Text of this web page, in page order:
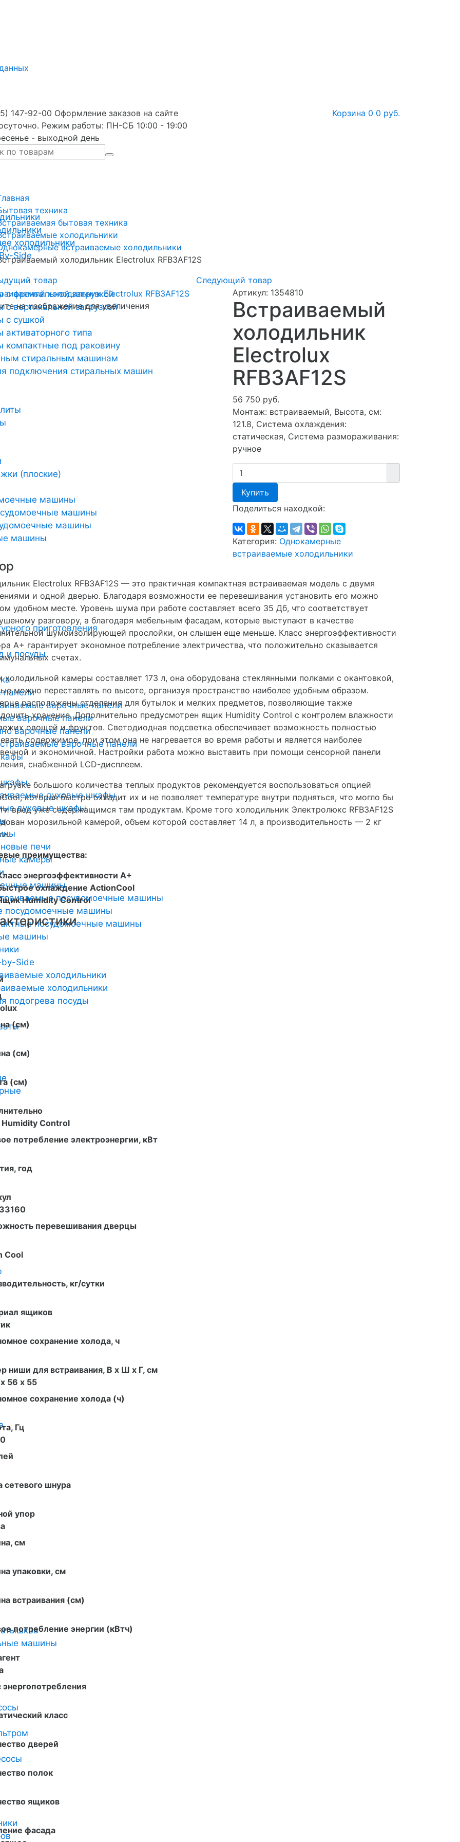
147-92-00 Оформление заказов на сайте
Режим работы: ПН-СБ 10:00 - 19:00
- выходной день
Корзина 0 0 руб.
холодильники
Side
фронтальной загрузкой
вертикальной загрузкой
с сушкой
типа
под раковину
стиральным машинам
подключения стиральных машин
(плоские)
машины
машины
машины
машины
приготовления
и посуды
панели
варочные панели
варочные панели
варочные панели
варочные панели
духовые шкафы
духовые шкафы
печи
камеры
машины
посудомоечные машины
посудомоечные машины
посудомоечные машины
машины
Side
холодильники
холодильники
подогрева посуды
машины
техника
бытовая техника
холодильники
встраиваемые холодильники
холодильник Electrolux RFB3AF12S
товар
Следующий товар
на изображение для увеличения
Артикул: 1354810
Встраиваемый
холодильник
Electrolux
RFB3AF12S
56 750 руб.
Монтаж: встраиваемый, Высота, см:
121.8, Система охлаждения:
статическая, Система размораживания:
ручное
Купить
Поделиться находкой:
Категория: Однокамерные
встраиваемые холодильники
Electrolux RFB3AF12S — это практичная компактная встраиваемая модель с двумя
и одной дверью. Благодаря возможности ее перевешивания установить его можно
удобном месте. Уровень шума при работе составляет всего 35 Дб, что соответствует
разговору, а благодаря мебельным фасадам, которые выступают в качестве
шумоизолирующей прослойки, он слышен еще меньше. Класс энергоэффективности
А+ гарантирует экономное потребление электричества, что положительно сказывается
счетах.
холодильной камеры составляет 173 л, она оборудована стеклянными полками с окантовкой,
можно переставлять по высоте, организуя пространство наиболее удобным образом.
расположены отделения для бутылок и мелких предметов, позволяющие также
хранение. Дополнительно предусмотрен ящик Humidity Control с контролем влажности
овощей и фруктов. Светодиодная подсветка обеспечивает возможность полностью
содержимое, при этом она не нагревается во время работы и является наиболее
и экономичной. Настройки работа можно выставить при помощи сенсорной панели
снабженной LCD-дисплеем.
большого количества теплых продуктов рекомендуется воспользоваться опцией
которая быстро охладит их и не позволяет температуре внутри подняться, что могло бы
вред уже содержащимся там продуктам. Кроме того холодильник Электролюкс RFB3AF12S
морозильной камерой, объем которой составляет 14 л, а производительность — 2 кг
преимущества:
энергоэффективности А+
охлаждение ActionCool
Humidity Control
(см)
(см)
(см)
Control
потребление электроэнергии, кВт
год
перевешивания дверцы
Cool
кг/сутки
ящиков
сохранение холода, ч
ниши для встраивания, В х Ш х Г, см
56 х 55
сохранение холода (ч)
Гц
сетевого шнура
упор
см
упаковки, см
встраивания (см)
потребление энергии (кВтч)
энергопотребления
класс
дверей
полок
ящиков
фасада